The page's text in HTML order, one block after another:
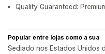
Quality Guaranteed:
Popular entre lojas como a sua
Sediado nos Estados Unidos